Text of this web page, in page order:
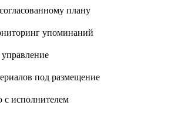
плану
упоминаний
под размещение
с исполнителем